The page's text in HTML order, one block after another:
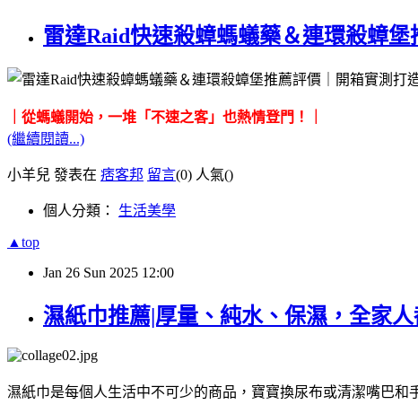
雷達Raid快速殺蟑螞蟻藥＆連環殺蟑
｜從螞蟻開始，一堆「不速之客」也熱情登門！｜
(繼續閱讀...)
小羊兒 發表在 痞客邦 留言(0) 人氣()
個人分類： 生活美學
▲top
Jan 26 Sun 2025 12:00
濕紙巾推薦|厚量、純水、保濕，全家
濕紙巾是每個人生活中不可少的商品，寶寶換尿布或清潔嘴巴